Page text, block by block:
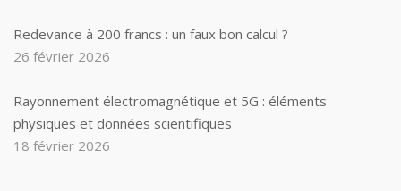
Redevance à 200 francs : un faux bon calcul ?
26 février 2026
Rayonnement électromagnétique et 5G : éléments
physiques et données scientifiques
18 février 2026